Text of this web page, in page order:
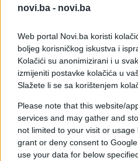
novi.ba - novi.ba
Web portal Novi.ba koristi
boljeg korisničkog iskustva i
Kolačići su anonimizirani i u
izmijeniti postavke kolačića u
Slažete li se sa korištenjem
Please note that this website/
services and may gather and
not limited to your visit or
grant or deny consent to
use your data for below
će proći. Samo treba da
minuta i zubobolja će se
ovo je vrlo jednostavan.
Luk sadrži antiseptička i
Jednom kada zagrizete
sokove u vaša usta,
upale. Ovo smanjuje
da izliječi zubobolju,